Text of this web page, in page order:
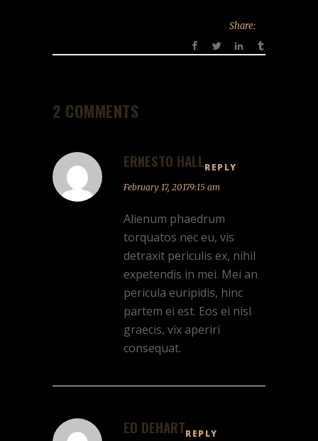
Share:
2 COMMENTS
ERNESTO HALLREPLY
February 17, 20179:15 am
Alienum phaedrum
torquatos nec eu, vis
detraxit periculis ex, nihil
expetendis in mei. Mei an
pericula euripidis, hinc
partem ei est. Eos ei nisl
graecis, vix aperiri
consequat.
ED DEHARTREPLY